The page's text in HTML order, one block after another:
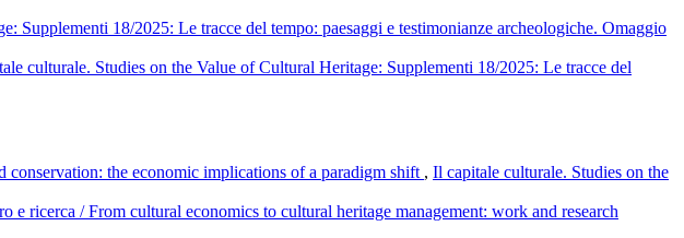
Supplementi 18/2025: Le tracce del tempo: paesaggi e testimonianze archeologiche. Omaggio
culturale. Studies on the Value of Cultural Heritage: Supplementi 18/2025: Le tracce del
the economic implications of a paradigm shift , Il capitale culturale. Studies on the
ricerca / From cultural economics to cultural heritage management: work and research